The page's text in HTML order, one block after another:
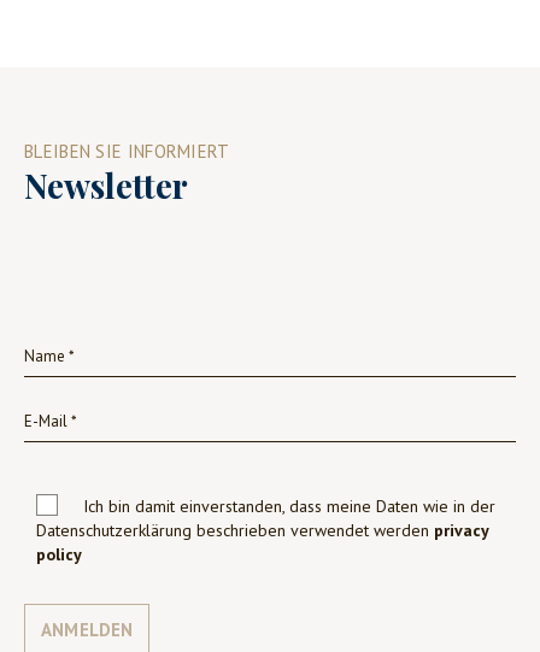
BLEIBEN SIE INFORMIERT
Newsletter
Ich bin damit einverstanden, dass meine Daten wie in der
Datenschutzerklärung beschrieben verwendet werden privacy
policy
ANMELDEN